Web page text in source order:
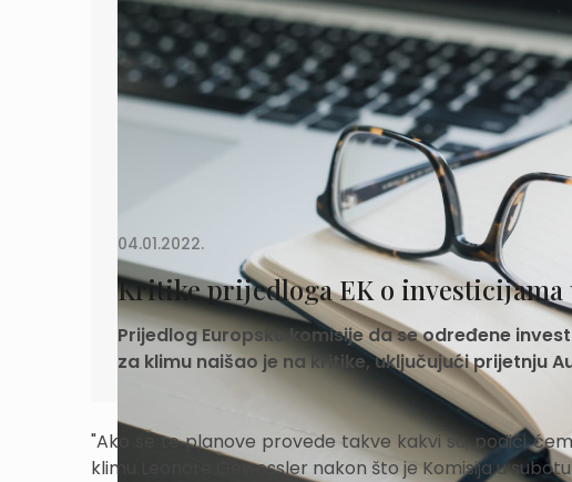
04.01.2022.
Kritike prijedloga EK o
Prijedlog Europske komisije da se određene
za klimu naišao je na kritike, uključujući prijetnju
"Ako se te planove provede takve kakvi su, podići
klimu Leonore Gewessler nakon što je Komisija u